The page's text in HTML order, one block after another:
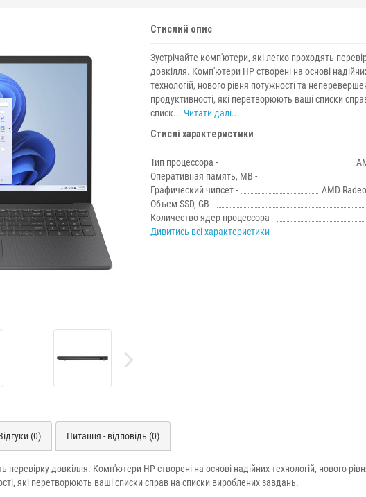
Стислий опис
Зустрічайте комп'ютери, які легко проходять
довкілля. Комп'ютери HP створені на основі
технологій, нового рівня потужності та
продуктивності, які перетворюють ваші списки
списк... Читати далі...
Стислі характеристики
Тип процессора -
Оперативная память, MB -
Графический чипсет -
AMD
Объем SSD, GB -
Количество ядер процессора -
Дивитись всі характеристики
(0) Питання - відповідь (0)
перевірку довкілля. Комп'ютери HP створені на основі надійних технологій, нового
які перетворюють ваші списки справ на списки вироблених завдань.